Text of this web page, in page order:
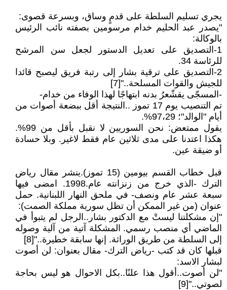
يجري تسليم السلطة على قدمٍ وساق، وبسرعة قصوى:
"يصدر عبد الحليم خدام مرسومين بصفته نائب الرئيس
بالوكالة:
1-التصديق على تعديل الدستور لجعل سن المرشح
للرئاسة 34.
2-التصديق على ترقية بشار إلى رتبة فريق ليصبح قائدا
للجيش والقوات المسلحة.."[7]
-المسجّى يقشّعرُ بدنه ابتهاجًا لهذا الوفاء من خدام-
تم التنصيب يوم 17 تموز ..النتيجة أقل ببضعة أصوات من
أيام "الوالد"؛ 97،29%.
يقول ممتعض: نحن السوريين لا نقبل بأقل من 99%.
هكذا اعتدنا على مدى ثلاثين عام فقط لاغير. وبلا حسادة
أو ضيقة عين.
قبل خطاب القسم بيومين (15 تموز).ينشر مقال رياض
الترك -الذي خرج من زنزانته عام.1998. امضى فيها
سبعة عشر عام ونصف- في ملحق النهار اللبنانية. حمل
عنوان (من غير الممكن أن تظل سورية مملكة الصمت):
"إن مشكلتنا ليستْ مع الدكتور بشار..الرجل لم يتبوأ في
الماضي أي منصب رسمي. المشكلة آتية من آلية وصوله
إلى السلطة من طريق الوراثة. إنها سابقة خطيرة.."[8]
قبلها كان قد كتب -رياض الترك- مقال بعنوان: لن أصوت
لبشار الاسد:
"لن أصوت..أقول هذا علنًا..بكل الاحوال هو ليس بحاجة
لصوتي.."[9]